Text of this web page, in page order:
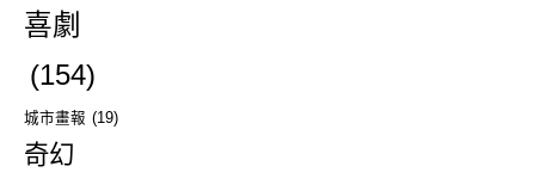
喜劇
(154)
城市畫報 (19)
奇幻